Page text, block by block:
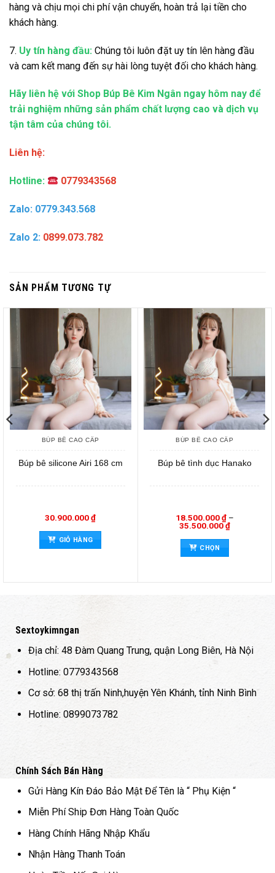
hàng và chịu mọi chi phí vận chuyển, hoàn trả lại tiền cho
khách hàng.
7. Uy tín hàng đầu: Chúng tôi luôn đặt uy tín lên hàng đầu
và cam kết mang đến sự hài lòng tuyệt đối cho khách hàng.
Hãy liên hệ với Shop Búp Bê Kim Ngân ngay hôm nay để
trải nghiệm những sản phẩm chất lượng cao và dịch vụ
tận tâm của chúng tôi.
Liên hệ:
Hotline: 0779343568
Zalo: 0779.343.568
Zalo 2: 0899.073.782
SẢN PHẨM TƯƠNG TỰ
BÚP BÊ CAO CẤP
Búp bê silicone Airi 168 cm
30.900.000₫
GIỎ HÀNG
BÚP BÊ CAO CẤP
Búp bê tình dục Hanako
18.500.000₫ –
35.500.000₫Khoảng
giá:
CHỌN
Sextoykimngan
Địa chỉ: 48 Đàm Quang Trung, quận Long Biên, Hà Nội
Hotline: 0779343568
Cơ sở: 68 thị trấn Ninh,huyện Yên Khánh, tỉnh Ninh Bình
Hotline: 0899073782
Chính Sách Bán Hàng
Gửi Hàng Kín Đáo Bảo Mật Để Tên là “ Phụ Kiện “
Miễn Phí Ship Đơn Hàng Toàn Quốc
Hàng Chính Hãng Nhập Khẩu
Nhận Hàng Thanh Toán